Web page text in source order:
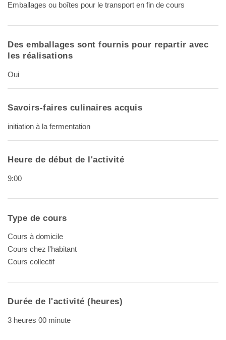
Emballages ou boîtes pour le transport en fin de cours
Des emballages sont fournis pour repartir avec
les réalisations
Oui
Savoirs-faires culinaires acquis
initiation à la fermentation
Heure de début de l'activité
9:00
Type de cours
Cours à domicile
Cours chez l'habitant
Cours collectif
Durée de l'activité (heures)
3 heures 00 minute